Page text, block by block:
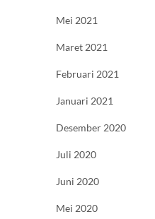
Mei 2021
Maret 2021
Februari 2021
Januari 2021
Desember 2020
Juli 2020
Juni 2020
Mei 2020